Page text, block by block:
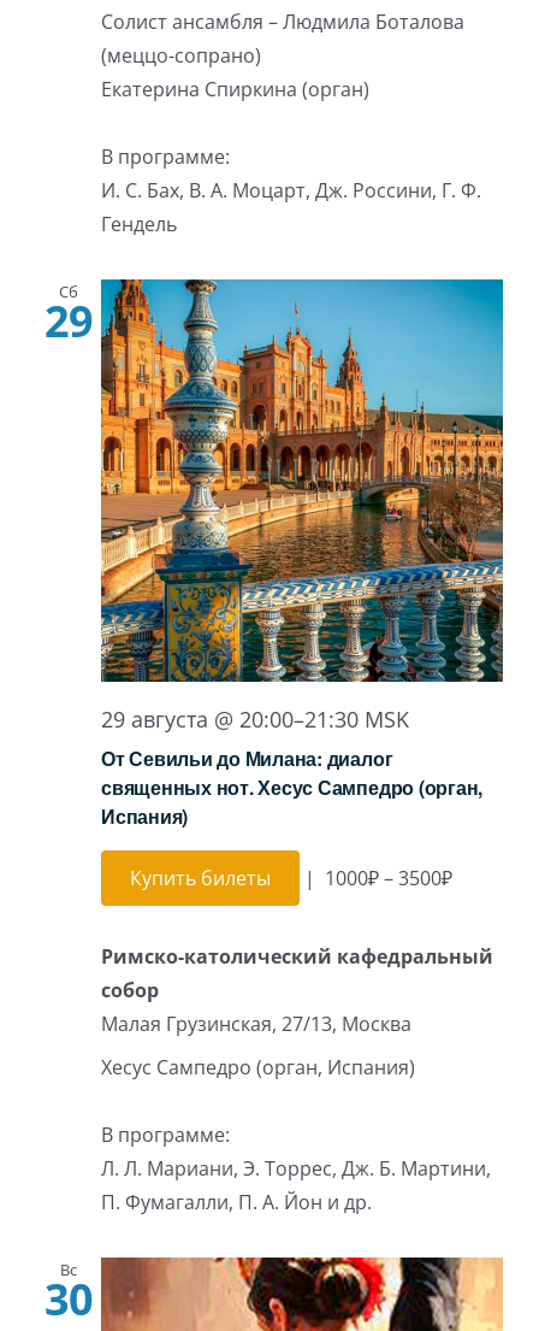
Солист ансамбля – Людмила Боталова
(меццо-сопрано)
Екатерина Спиркина (орган)
В программе:
И. С. Бах, В. А. Моцарт, Дж. Россини, Г. Ф.
Гендель
Сб
29
29 августа @ 20:00–21:30 MSK
От Севильи до Милана: диалог
священных нот. Хесус Сампедро (орган,
Испания)
Купить билеты | 1000₽ – 3500₽
Римско-католический кафедральный
собор
Малая Грузинская, 27/13, Москва
Хесус Сампедро (орган, Испания)
В программе:
Л. Л. Мариани, Э. Торрес, Дж. Б. Мартини,
П. Фумагалли, П. А. Йон и др.
Вс
30